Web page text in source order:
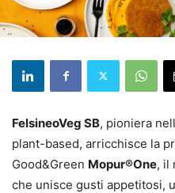
FelsineoVeg SB, pioniera
plant-based, arricchisce la
Good&Green Mopur®One, il
che unisce gusti appetitosi,